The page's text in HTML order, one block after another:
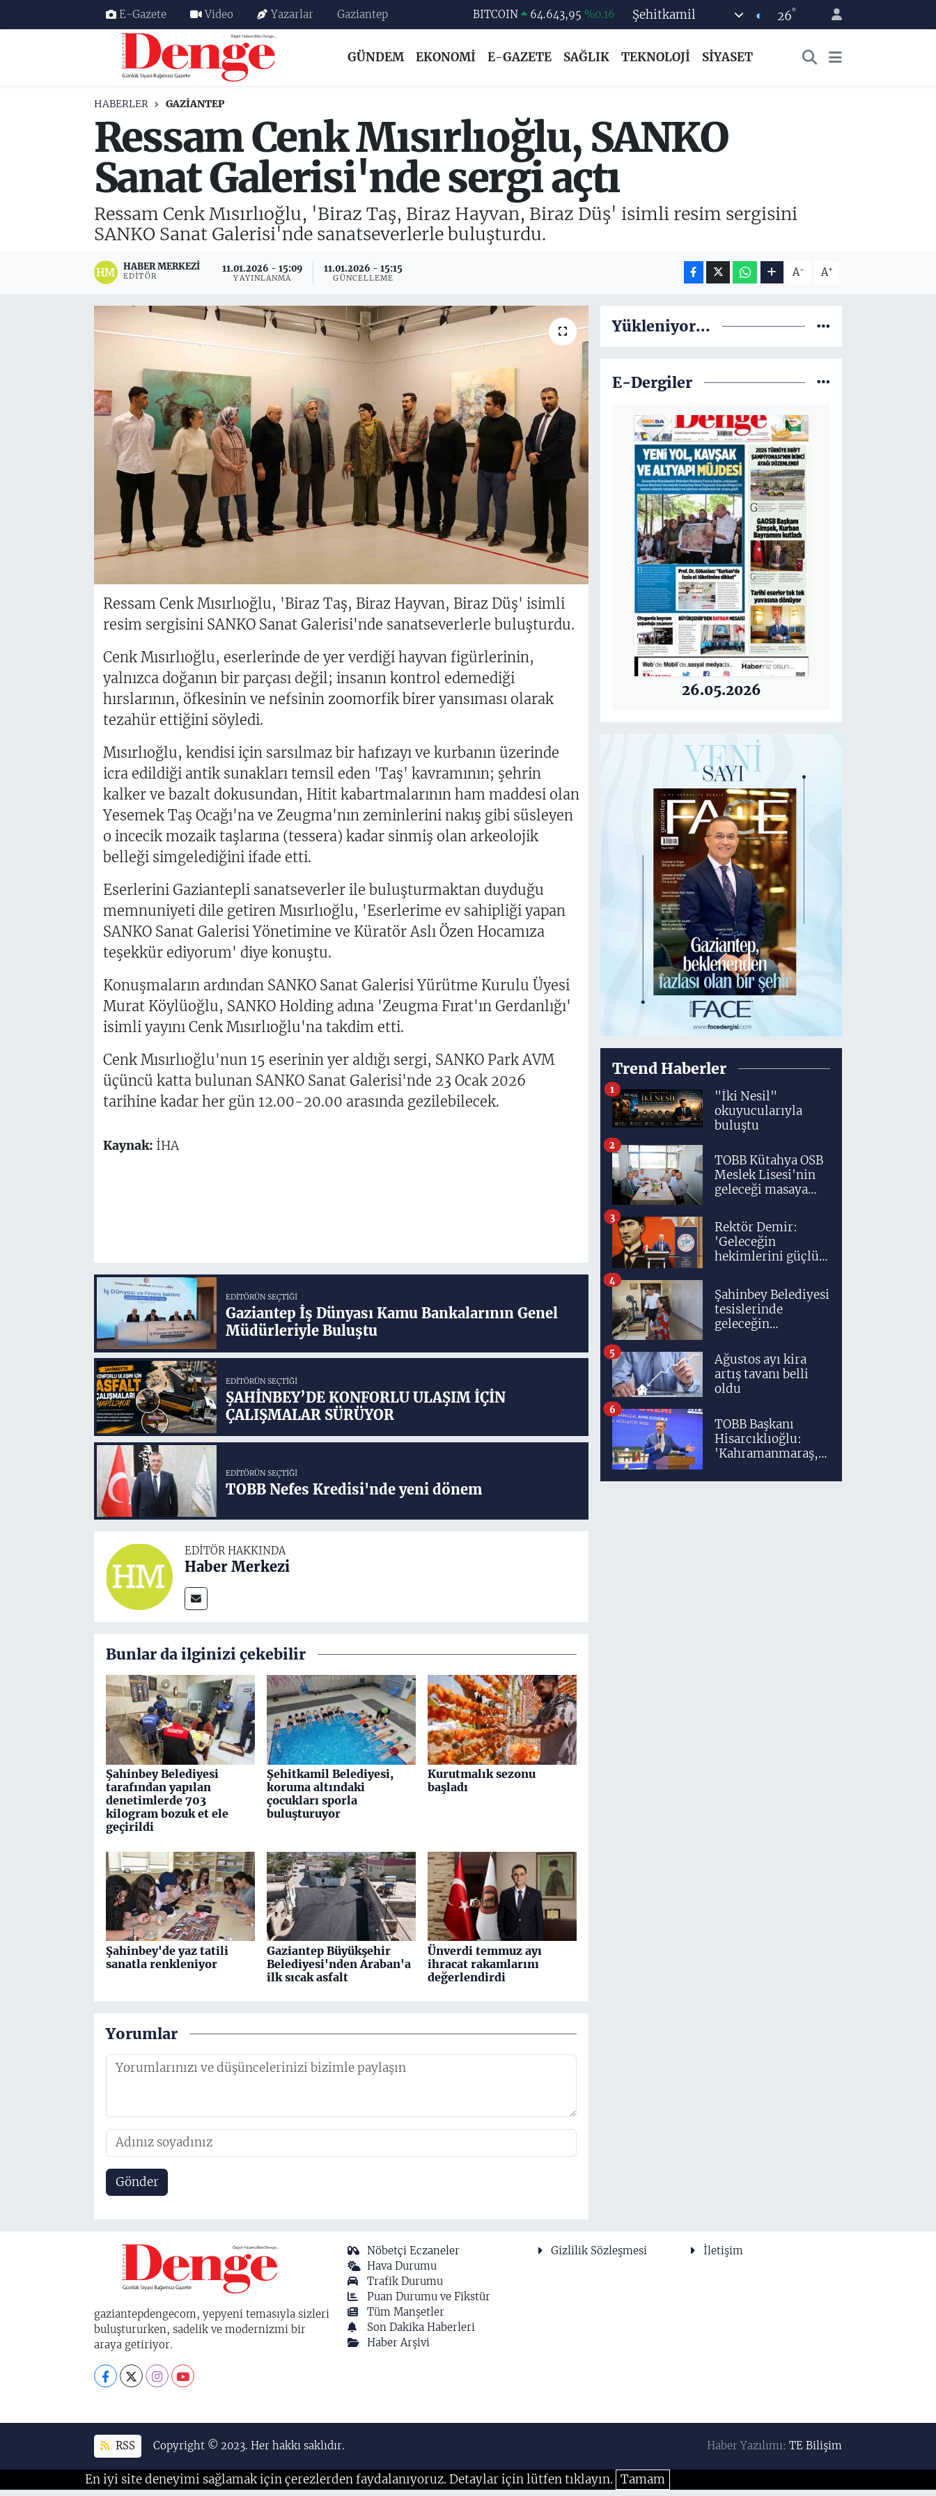
E-Gazete Video Yazarlar Gaziantep DOLAR 47,6704 %0
STERLİN
64,2143 %0
BİST100
BITCOIN
64.643,95 %0.16
Şehitkamil 26°
GÜNDEM EKONOMİ E-GAZETE SAĞLIK TEKNOLOJİ SİYASET
HABERLER GAZIANTEP
Ressam Cenk Mısırlıoğlu, SANKO
Sanat Galerisi'nde sergi açtı
Ressam Cenk Mısırlıoğlu, 'Biraz Taş, Biraz Hayvan, Biraz Düş' isimli resim sergisini
SANKO Sanat Galerisi'nde sanatseverlerle buluşturdu.
HABER MERKEZI
EDITÖR
11.01.2026 - 15:09
YAYINLANMA
11.01.2026 - 15:15
GÜNCELLEME A- A+
Ressam Cenk Mısırlıoğlu, 'Biraz Taş, Biraz Hayvan, Biraz Düş' isimli
resim sergisini SANKO Sanat Galerisi'nde sanatseverlerle buluşturdu.
Cenk Mısırlıoğlu, eserlerinde de yer verdiği hayvan figürlerinin,
yalnızca doğanın bir parçası değil; insanın kontrol edemediği
hırslarının, öfkesinin ve nefsinin zoomorfik birer yansıması olarak
tezahür ettiğini söyledi.
Mısırlıoğlu, kendisi için sarsılmaz bir hafızayı ve kurbanın üzerinde
icra edildiği antik sunakları temsil eden 'Taş' kavramının; şehrin
kalker ve bazalt dokusundan, Hitit kabartmalarının ham maddesi olan
Yesemek Taş Ocağı'na ve Zeugma'nın zeminlerini nakış gibi süsleyen
o incecik mozaik taşlarına (tessera) kadar sinmiş olan arkeolojik
belleği simgelediğini ifade etti.
Eserlerini Gaziantepli sanatseverler ile buluşturmaktan duyduğu
memnuniyeti dile getiren Mısırlıoğlu, 'Eserlerime ev sahipliği yapan
SANKO Sanat Galerisi Yönetimine ve Küratör Aslı Özen Hocamıza
teşekkür ediyorum' diye konuştu.
Konuşmaların ardından SANKO Sanat Galerisi Yürütme Kurulu Üyesi
Murat Köylüoğlu, SANKO Holding adına 'Zeugma Fırat'ın Gerdanlığı'
isimli yayını Cenk Mısırlıoğlu'na takdim etti.
Cenk Mısırlıoğlu'nun 15 eserinin yer aldığı sergi, SANKO Park AVM
üçüncü katta bulunan SANKO Sanat Galerisi'nde 23 Ocak 2026
tarihine kadar her gün 12.00-20.00 arasında gezilebilecek.
Kaynak: İHA
EDITÖRÜN SEÇTIĞI
Gaziantep İş Dünyası Kamu Bankalarının Genel
Müdürleriyle Buluştu
EDITÖRÜN SEÇTIĞI
ŞAHİNBEY’DE KONFORLU ULAŞIM İÇİN
ÇALIŞMALAR SÜRÜYOR
EDITÖRÜN SEÇTIĞI
TOBB Nefes Kredisi'nde yeni dönem
EDITÖR HAKKINDA
Haber Merkezi
Bunlar da ilginizi çekebilir
Şahinbey Belediyesi
tarafından yapılan
denetimlerde 703
kilogram bozuk et ele
geçirildi
Şehitkamil Belediyesi,
koruma altındaki
çocukları sporla
buluşturuyor
Kurutmalık sezonu
başladı
Şahinbey'de yaz tatili
sanatla renkleniyor
Gaziantep Büyükşehir
Belediyesi'nden Araban'a
ilk sıcak asfalt
Ünverdi temmuz ayı
ihracat rakamlarını
değerlendirdi
Yorumlar
Gönder
Yükleniyor...
E-Dergiler
26.05.2026
Trend Haberler
"İki Nesil"
okuyucularıyla
buluştu
1
TOBB Kütahya OSB
Meslek Lisesi'nin
geleceği masaya
2
Rektör Demir:
'Geleceğin
hekimlerini güçlü
klinik altyapıyla
yetiştiriyoruz'
3
Şahinbey Belediyesi
tesislerinde
geleceğin
teknolojiyle
yetişiyor
4
Ağustos ayı kira
artış tavanı belli
oldu
5
TOBB Başkanı
Hisarcıklıoğlu:
'Kahramanmaraş,
Türkiye
6
gaziantepdengecom, yepyeni temasıyla sizleri
buluştururken, sadelik ve modernizmi bir
araya getiriyor.
Nöbetçi Eczaneler
Hava Durumu
Trafik Durumu
Puan Durumu ve Fikstür
Tüm Manşetler
Son Dakika Haberleri
Haber Arşivi
Gizlilik Sözleşmesi İletişim
RSS Copyright © 2023. Her hakkı saklıdır. Haber Yazılımı:TE Bilişim
En iyi site deneyimi sağlamak için çerezlerden faydalanıyoruz. Detaylar için lütfen tıklayın. Tamam
Nöbetçi Eczaneler
Trafik Durumu
Süper Lig Puan Durumu ve Fikstür
Tüm Manşetler
Son Dakika Haberleri
Haber Arşivi